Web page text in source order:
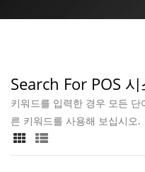
의 선두에 머무를 것을 약속
Search For POS 시
키워드를 입력한 경우 모든
른 키워드를 사용해 보십시오.